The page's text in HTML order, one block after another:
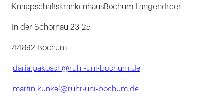
KnappschaftskrankenhausBochum-Langendreer
In der Schornau 23-25
44892 Bochum
daria.pakosch@ruhr-uni-bochum.de
martin.kunkel@ruhr-uni-bochum.de